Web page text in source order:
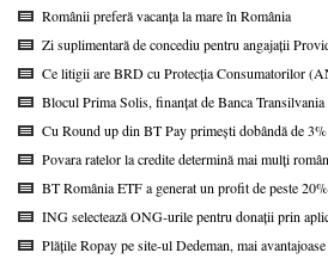
Românii preferă vacanța la mare în România
Zi suplimentară de concediu pentru angajații
Ce litigii are BRD cu Protecția Consumatorilor
Blocul Prima Solis, finanțat de Banca Transilvania
Cu Round up din BT Pay primești dobândă de
Povara ratelor la credite determină mai mulți
BT România ETF a generat un profit de peste 20%
ING selectează ONG-urile pentru donații prin
Plățile Ropay pe site-ul Dedeman, mai